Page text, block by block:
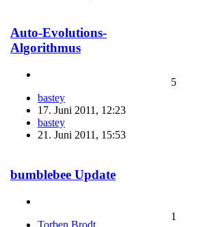
Auto-Evolutions-
Algorithmus
bastey
17. Juni 2011, 12:23
bastey
21. Juni 2011, 15:53
5
bumblebee Update
Torben Brodt
1